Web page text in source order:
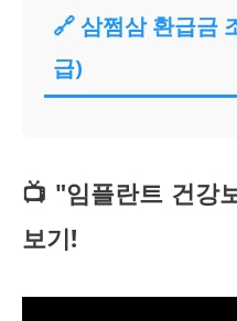
🔗 삼쩜삼 환급금
급)
📺 "임플란트 건강
보기!